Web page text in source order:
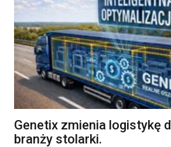
Genetix zmienia logistykę
branży stolarki.